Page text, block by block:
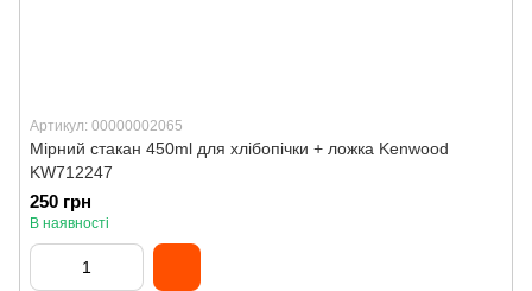
Артикул: 00000002065
Мірний стакан 450ml для хлібопічки + ложка Kenwood
KW712247
250 грн
В наявності